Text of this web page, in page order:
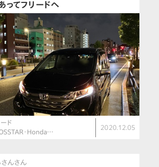
ってフリードへ
ド
・Honda…
2020.12.05
さんさん